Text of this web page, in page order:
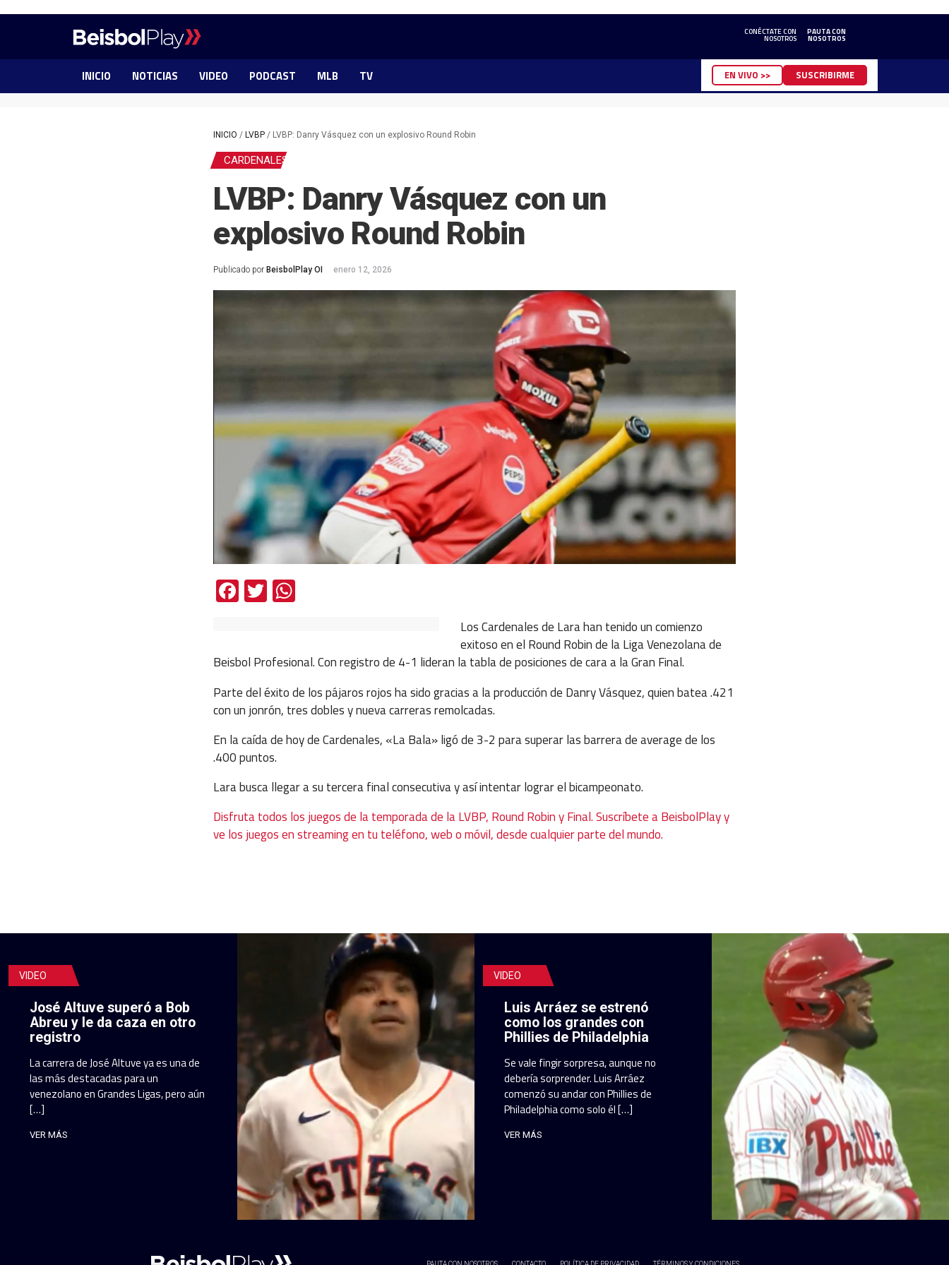
CONÉCTATE CON
NOSOTROS
PAUTA CON
NOSOTROS
INICIO NOTICIAS VIDEO PODCAST MLB TV EN VIVO >> SUSCRIBIRME
INICIO / LVBP / LVBP: Danry Vásquez con un explosivo Round Robin
CARDENALES
LVBP: Danry Vásquez con un
explosivo Round Robin
Publicado por BeisbolPlay OI enero 12, 2026
Facebook
Twitter
Los Cardenales de Lara han tenido un comienzo
exitoso en el Round Robin de la Liga Venezolana de
Beisbol Profesional. Con registro de 4-1 lideran la tabla de posiciones de cara a la Gran Final.
Parte del éxito de los pájaros rojos ha sido gracias a la producción de Danry Vásquez, quien batea .421
con un jonrón, tres dobles y nueva carreras remolcadas.
En la caída de hoy de Cardenales, «La Bala» ligó de 3-2 para superar las barrera de average de los
.400 puntos.
Lara busca llegar a su tercera final consecutiva y así intentar lograr el bicampeonato.
Disfruta todos los juegos de la temporada de la LVBP, Round Robin y Final. Suscríbete a BeisbolPlay y
ve los juegos en streaming en tu teléfono, web o móvil, desde cualquier parte del mundo.
VIDEO
José Altuve superó a Bob
Abreu y le da caza en otro
registro
La carrera de José Altuve ya es una de
las más destacadas para un
venezolano en Grandes Ligas, pero aún
[…]
VER MÁS
VIDEO
Luis Arráez se estrenó
como los grandes con
Phillies de Philadelphia
Se vale fingir sorpresa, aunque no
debería sorprender. Luis Arráez
comenzó su andar con Phillies de
Philadelphia como solo él […]
VER MÁS